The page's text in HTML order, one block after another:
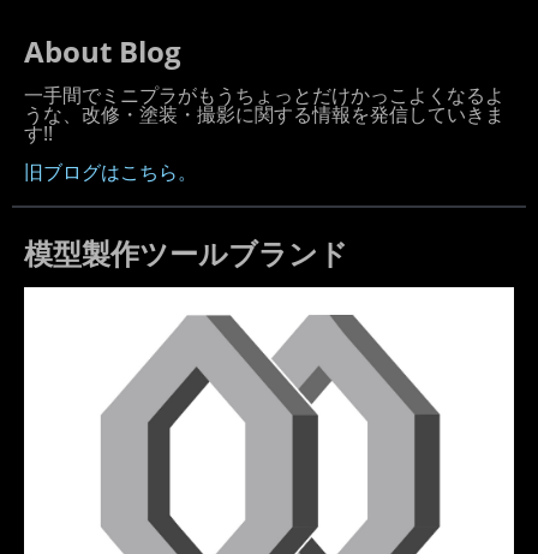
About Blog
一手間でミニプラがもうちょっとだけかっこよくなるよ
うな、改修・塗装・撮影に関する情報を発信していきま
す!!
旧ブログはこちら。
模型製作ツールブランド